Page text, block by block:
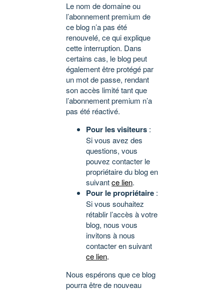
Le nom de domaine ou
l’abonnement premium de
ce blog n’a pas été
renouvelé, ce qui explique
cette interruption. Dans
certains cas, le blog peut
également être protégé par
un mot de passe, rendant
son accès limité tant que
l’abonnement premium n’a
pas été réactivé.
Pour les visiteurs :
Si vous avez des
questions, vous
pouvez contacter le
propriétaire du blog en
suivantce lien.
Pour le propriétaire :
Si vous souhaitez
rétablir l’accès à votre
blog, nous vous
invitons à nous
contacter en suivant
ce lien.
Nous espérons que ce blog
pourra être de nouveau